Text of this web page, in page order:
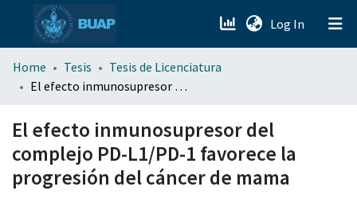
Log In (current)
menu.section.about_menu
Home Tesis
Tesis de Licenciatura
El efecto inmunosupresor del complejo PD-L1/PD-1 favorece la progresión del cáncer de mama
El efecto inmunosupresor del
complejo PD-L1/PD-1 favorece la
progresión del cáncer de mama